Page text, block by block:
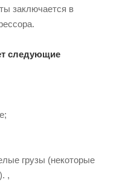
заключается в
следующие
грузы (некоторые
,